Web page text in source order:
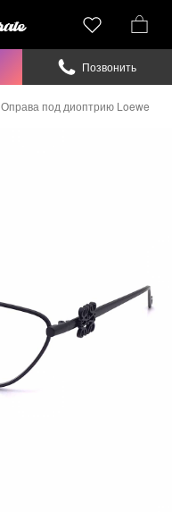
Оправа под диоптрию Loewe
Позвонить